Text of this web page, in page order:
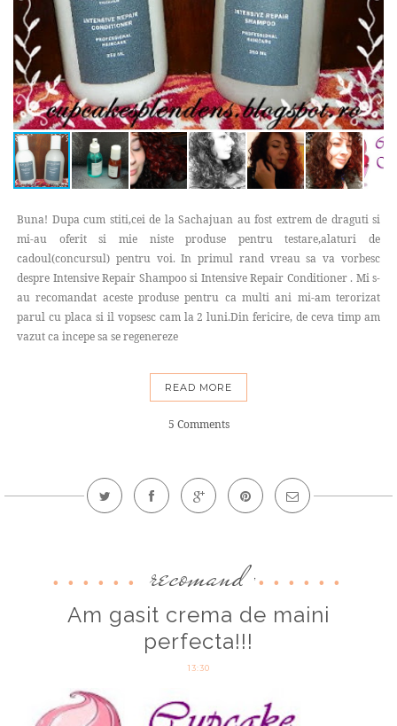
Buna! Dupa cum stiti,cei de la Sachajuan au fost extrem de draguti si
mi-au oferit si mie niste produse pentru testare,alaturi de
cadoul(concursul) pentru voi. In primul rand vreau sa va vorbesc
despre Intensive Repair Shampoo si Intensive Repair Conditioner . Mi s-
au recomandat aceste produse pentru ca multi ani mi-am terorizat
parul cu placa si il vopsesc cam la 2 luni.Din fericire, de ceva timp am
vazut ca incepe sa se regenereze
READ MORE
5 Comments
recomand ,
Am gasit crema de maini
perfecta!!!
13:30